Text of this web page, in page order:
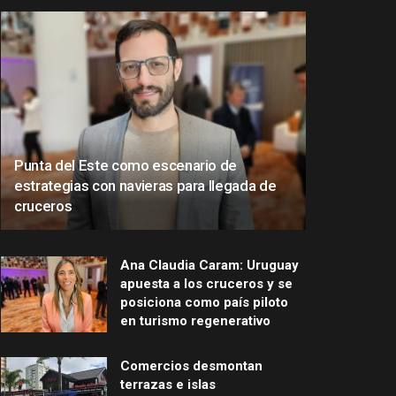
Punta del Este como escenario de
estrategias con navieras para llegada de
cruceros
Ana Claudia Caram: Uruguay
apuesta a los cruceros y se
posiciona como país piloto
en turismo regenerativo
Comercios desmontan
terrazas e islas